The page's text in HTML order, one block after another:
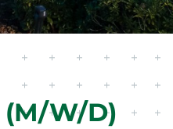
(M/W/D)